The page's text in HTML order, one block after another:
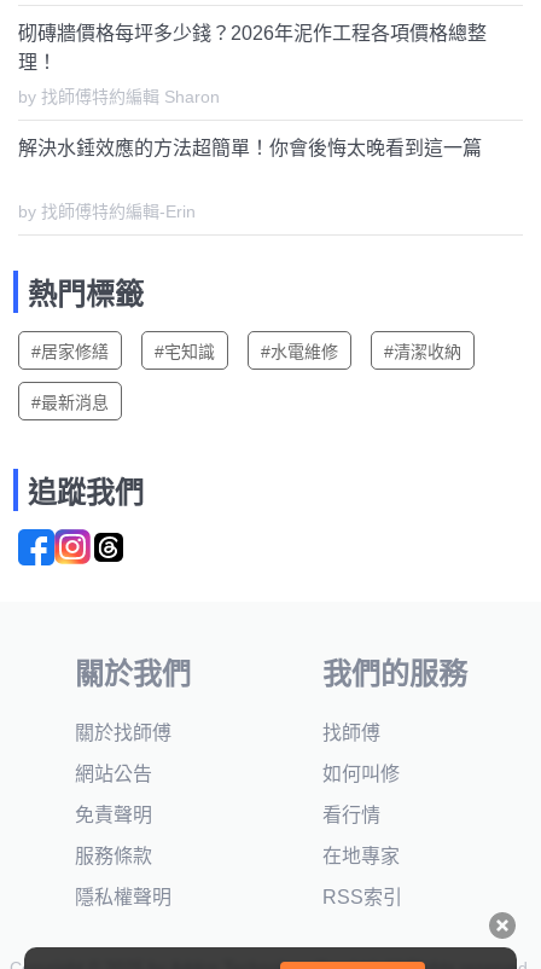
砌磚牆價格每坪多少錢？2026年泥作工程各項價格總整
理！
by 找師傅特約編輯 Sharon
解決水錘效應的方法超簡單！你會後悔太晚看到這一篇
by 找師傅特約編輯-Erin
熱門標籤
#居家修繕 #宅知識 #水電維修 #清潔收納
#最新消息
追蹤我們
關於我們
關於找師傅
網站公告
免責聲明
服務條款
隱私權聲明
我們的服務
找師傅
如何叫修
看行情
在地專家
RSS索引